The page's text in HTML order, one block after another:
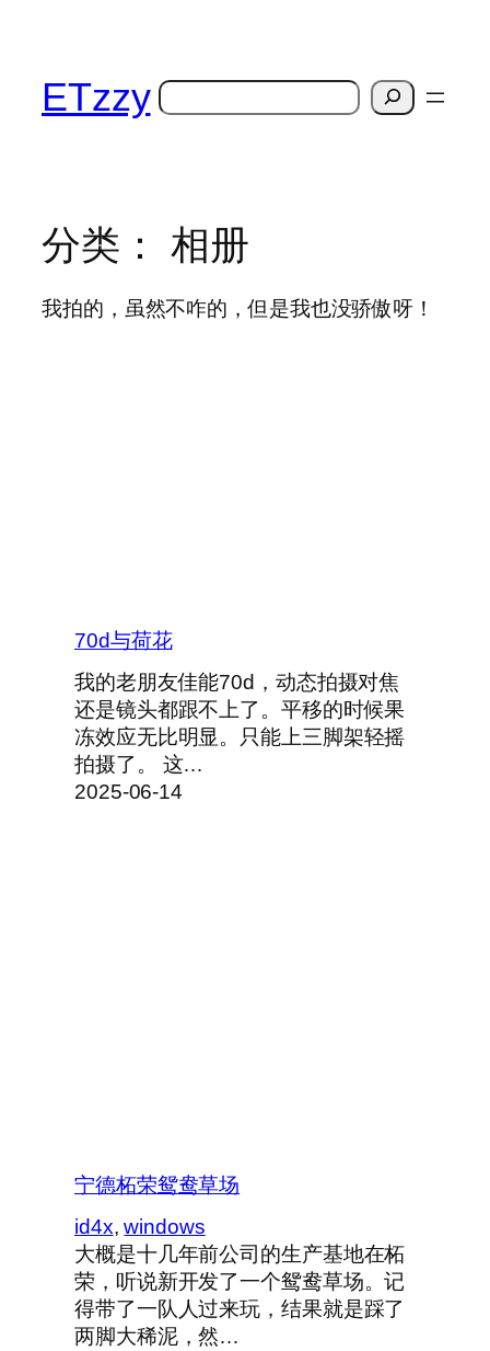
ETzzy 搜
分类： 相册
我拍的，虽然不咋的，但是我也没骄傲呀！
70d与荷花
我的老朋友佳能70d，动态拍摄对焦
还是镜头都跟不上了。平移的时候果
冻效应无比明显。只能上三脚架轻摇
拍摄了。 这…
2025-06-14
宁德柘荣鸳鸯草场
id4x, windows
大概是十几年前公司的生产基地在柘
荣，听说新开发了一个鸳鸯草场。记
得带了一队人过来玩，结果就是踩了
两脚大稀泥，然…